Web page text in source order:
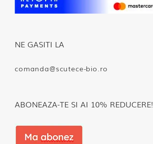
NE GASITI LA
comanda@scutece-bio.ro
ABONEAZA-TE SI AI 10% REDUCERE!